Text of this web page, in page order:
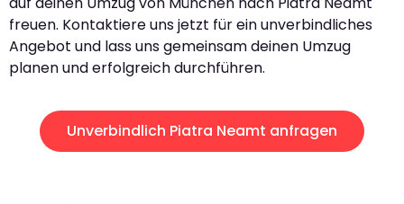
freuen. Kontaktiere uns jetzt für ein unverbindliches
Angebot und lass uns gemeinsam deinen Umzug
planen und erfolgreich durchführen.
Unverbindlich Piatra Neamt anfragen